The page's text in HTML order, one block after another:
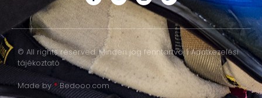
© All rights reserved. Minden jog fenntartva. | Adatkezelési
tájékoztató
Made by*Bedooo.com